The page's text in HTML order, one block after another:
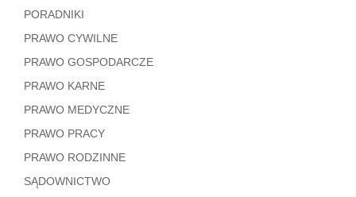
PORADNIKI
PRAWO CYWILNE
PRAWO GOSPODARCZE
PRAWO KARNE
PRAWO MEDYCZNE
PRAWO PRACY
PRAWO RODZINNE
SĄDOWNICTWO